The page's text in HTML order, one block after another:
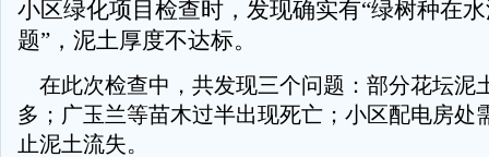
小区绿化项目检查时，发现确实有“绿树种在
题”，泥土厚度不达标。
在此次检查中，共发现三个问题：部分花坛泥
多；广玉兰等苗木过半出现死亡；小区配电房处
止泥土流失。